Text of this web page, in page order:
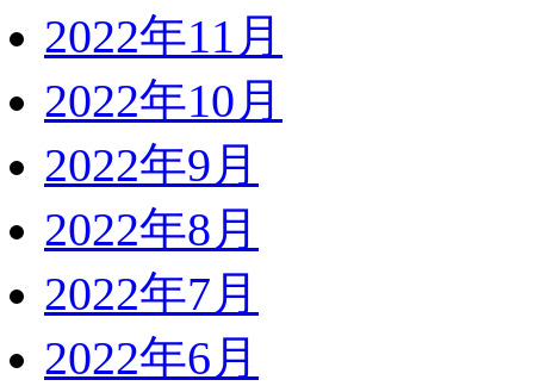
2022年11月
2022年10月
2022年9月
2022年8月
2022年7月
2022年6月